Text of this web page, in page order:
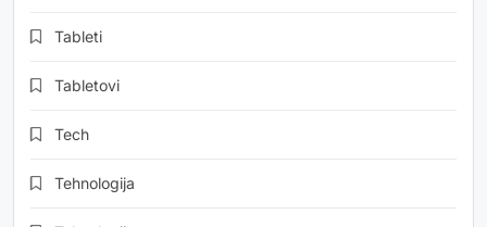
Tableti
Tabletovi
Tech
Tehnologija